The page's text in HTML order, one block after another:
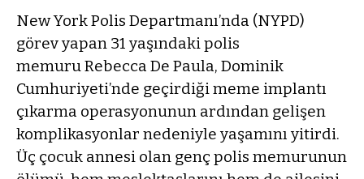
New York Polis Departmanı’nda (NYPD)
görev yapan 31 yaşındaki polis
memuru Rebecca De Paula, Dominik
Cumhuriyeti’nde geçirdiği meme implantı
çıkarma operasyonunun ardından gelişen
komplikasyonlar nedeniyle yaşamını yitirdi.
Üç çocuk annesi olan genç polis memurunun